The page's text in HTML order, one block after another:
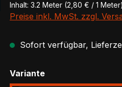
Inhalt: 3.2 Meter (2,80 € / 1 Meter)
Preise inkl. MwSt. zzgl.
Sofort verfügbar,
Varianteauswählen